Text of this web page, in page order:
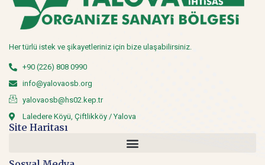
Her türlü istek ve şikayetleriniz için bize ulaşabilirsiniz.
+90 (226) 808 0990
info@yalovaosb.org
yalovaosb@hs02.kep.tr
Laledere Köyü, Çiftlikköy / Yalova
Site Haritası